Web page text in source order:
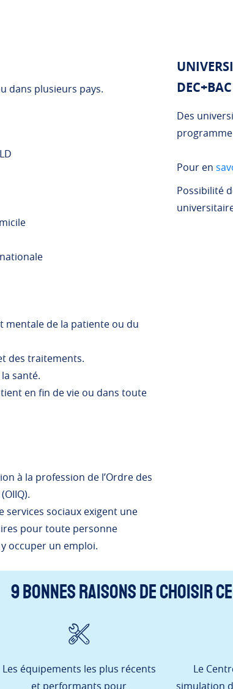
dans plusieurs pays.
mentale de la patiente ou du
des traitements.
santé.
en fin de vie ou dans toute
à la profession de l’Ordre des
services sociaux exigent une
pour toute personne
occuper un emploi.
Des
Pour en
Possibilité
9 bonnes raisons de choisir
Les équipements les plus récents
et performants pour
Le
simulation